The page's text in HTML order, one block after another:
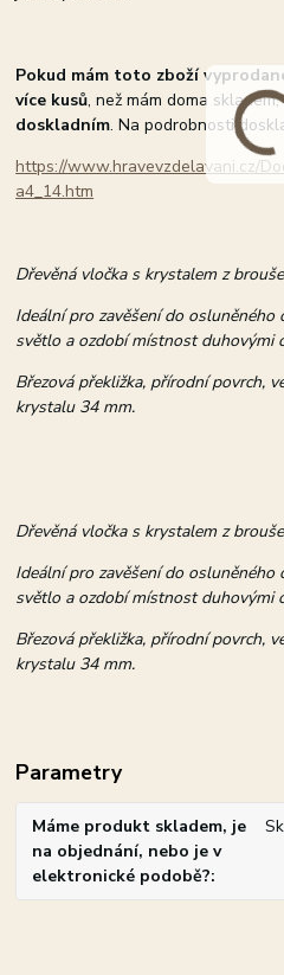
Pokud mám toto zboží
více kusů, než mám doma skladem,
doskladním. Na podrobnosti
https://www.hravevzdelavani.cz/
a4_14.htm
Dřevěná vločka s krystalem z
Ideální pro zavěšení do
světlo a ozdobí místnost duhovými
Březová překližka, přírodní povrch,
krystalu 34 mm.
Dřevěná vločka s krystalem z
Ideální pro zavěšení do
světlo a ozdobí místnost duhovými
Březová překližka, přírodní povrch,
krystalu 34 mm.
Parametry
Máme produkt skladem, je
na objednání, nebo je v
elektronické podobě?